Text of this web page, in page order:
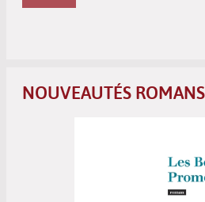
NOUVEAUTÉS ROMANS